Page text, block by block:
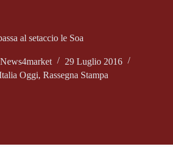
al setaccio le Soa
29 Luglio 2016
Oggi, Rassegna Stampa